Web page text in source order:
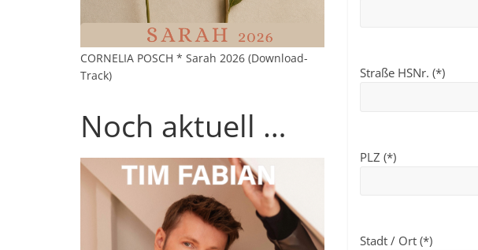
Straße HSNr. (*)
PLZ (*)
Stadt / Ort (*)
CORNELIA POSCH * Sarah 2026 (Download-
Track)
Noch aktuell …